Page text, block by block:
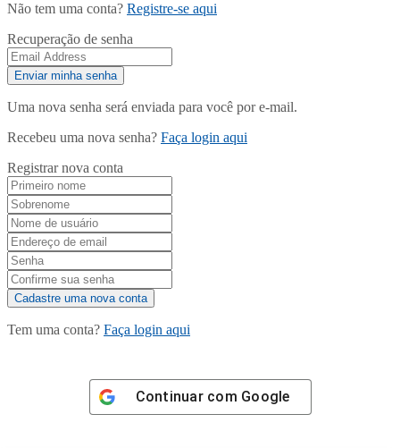
Não tem uma conta? Registre-se aqui
Recuperação de senha
Uma nova senha será enviada para você por e-mail.
Recebeu uma nova senha? Faça login aqui
Registrar nova conta
Tem uma conta? Faça login aqui
Continuar com Google